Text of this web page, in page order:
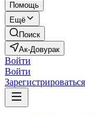
Помощь
Ещё
Поиск
Ак-Довурак
Войти
Войти
Зарегистрироваться